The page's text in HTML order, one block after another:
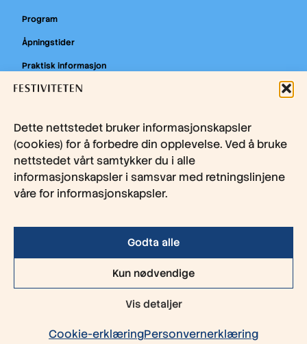
Dette nettstedet bruker informasjonskapsler
(cookies) for å forbedre din opplevelse. Ved å bruke
nettstedet vårt samtykker du i alle
informasjonskapsler i samsvar med retningslinjene
våre for informasjonskapsler.
Godta alle
Kun nødvendige
Vis detaljer
Cookie-erklæringPersonvernerklæring
Program
Åpningstider
Praktisk informasjon
Billettkontoret
Utleie
Teknisk
Om Festiviteten
Nyhetsbrev
Cookies